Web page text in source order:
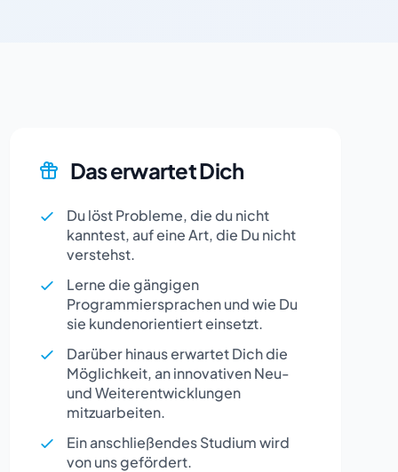
Das erwartet Dich
Du löst Probleme, die du nicht
kanntest, auf eine Art, die Du nicht
verstehst.
Lerne die gängigen
Programmiersprachen und wie Du
sie kundenorientiert einsetzt.
Darüber hinaus erwartet Dich die
Möglichkeit, an innovativen Neu-
und Weiterentwicklungen
mitzuarbeiten.
Ein anschließendes Studium wird
von uns gefördert.